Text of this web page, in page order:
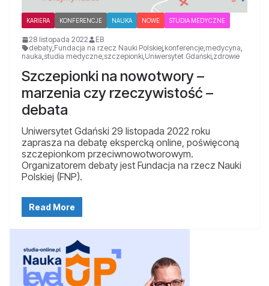
KARIERA KONFERENCJE NAUKA NOWE STUDIA MEDYCZNE
28 listopada 2022
EB
debaty,Fundacja na rzecz Nauki Polskiej,konferencje,medycyna,
nauka,studia medyczne,szczepionki,Uniwersytet Gdański,zdrowie
Szczepionki na nowotwory –
marzenia czy rzeczywistość –
debata
Uniwersytet Gdański 29 listopada 2022 roku
zaprasza na debatę ekspercką online, poświęconą
szczepionkom przeciwnowotworowym.
Organizatorem debaty jest Fundacja na rzecz Nauki
Polskiej (FNP).
Read More